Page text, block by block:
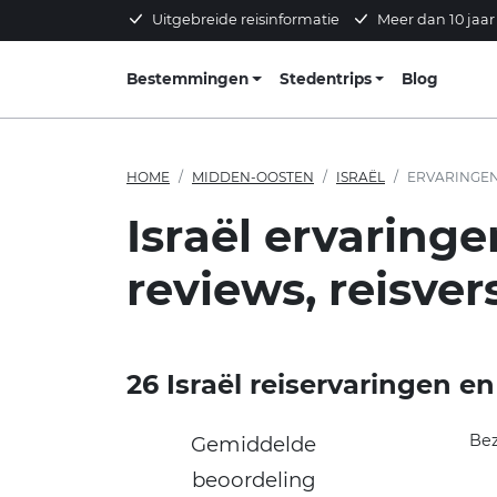
Uitgebreide reisinformatie Meer dan 10
Bestemmingen Stedentrips Blog
HOME MIDDEN-OOSTEN ISRAËL
Israël
reviews,
26 Israël reiservaringen
Gemiddelde
beoordeling